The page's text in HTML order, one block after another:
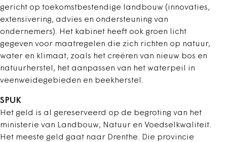
gericht op toekomstbestendige landbouw (innovaties,
extensivering, advies en ondersteuning van
ondernemers). Het kabinet heeft ook groen licht
gegeven voor maatregelen die zich richten op natuur,
water en klimaat, zoals het creëren van nieuw bos en
natuurherstel, het aanpassen van het waterpeil in
veenweidegebieden en beekherstel.
SPUK
Het geld is al gereserveerd op de begroting van het
ministerie van Landbouw, Natuur en Voedselkwaliteit.
Het meeste geld gaat naar Drenthe. Die provincie